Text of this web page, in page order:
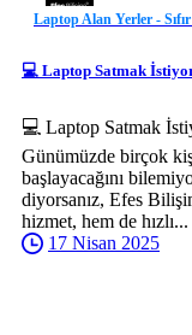
Laptop Alan Yerler -
💻 Laptop Satmak
💻 Laptop Satmak
Günümüzde birçok
başlayacağını
diyorsanız, Efes
hizmet, hem de hızlı...
17 Nisan 2025